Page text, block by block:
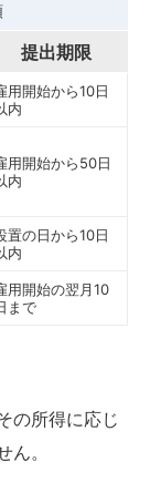
提出期限
用開始から10日
内
用開始から50日
内
置の日から10日
内
用開始の翌月10
まで
の所得に応じ
。